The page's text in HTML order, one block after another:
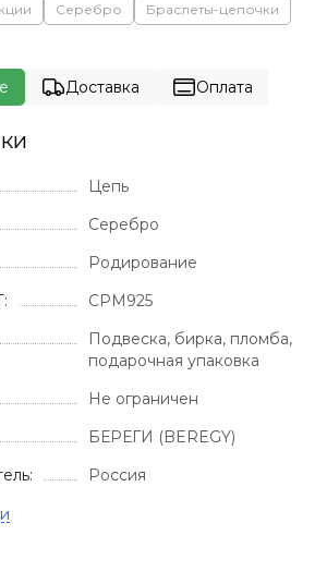
Серебро Браслеты-цепочки
Доставка Оплата
Цепь
Серебро
Родирование
СРМ925
Подвеска, бирка, пломба,
подарочная упаковка
Не ограничен
БЕРЕГИ (BEREGY)
Россия